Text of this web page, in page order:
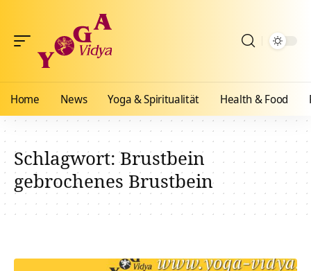
Home News Yoga & Spiritualität Health & Food
Schlagwort:Brustbein
gebrochenes Brustbein